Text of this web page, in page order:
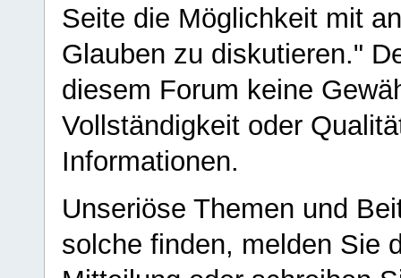
Seite die Möglichkeit mit
Glauben zu diskutieren."
diesem Forum keine
Vollständigkeit oder
Informationen.
Unseriöse Themen und
solche finden, melden Sie